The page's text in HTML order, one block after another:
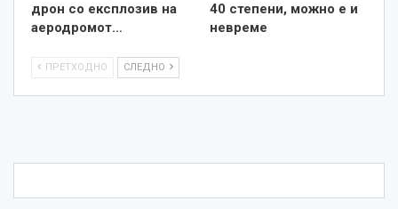
дрон со експлозив на
аеродромот…
40 степени, можно е и
невреме
ПРЕТХОДНО СЛЕДНО